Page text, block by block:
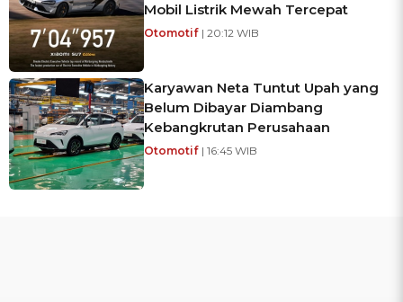
Mobil Listrik Mewah Tercepat
Otomotif | 20:12 WIB
Karyawan Neta Tuntut Upah yang
Belum Dibayar Diambang
Kebangkrutan Perusahaan
Otomotif | 16:45 WIB